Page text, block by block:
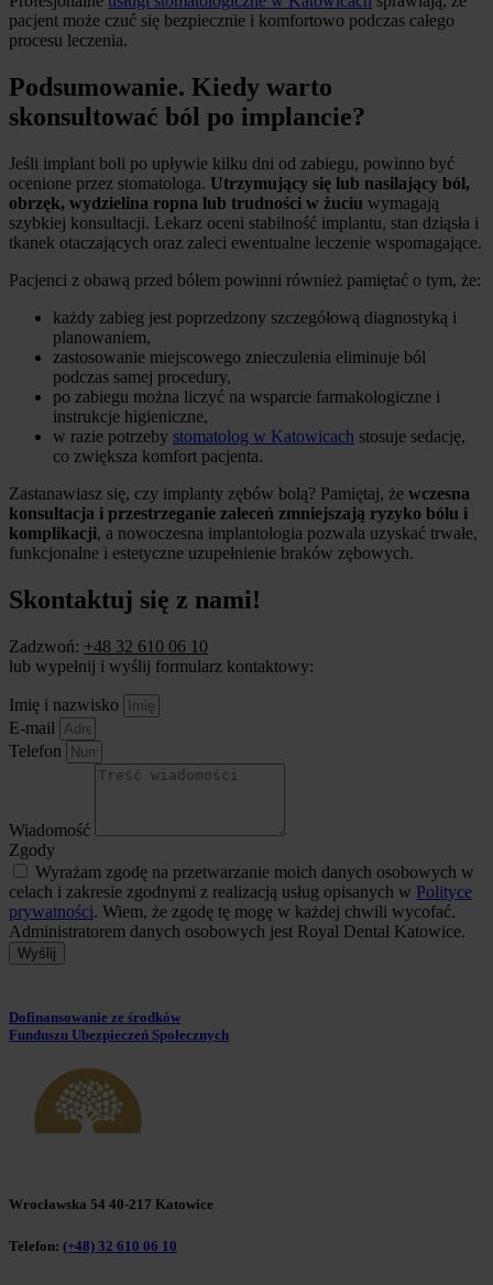
pacjent może czuć się bezpiecznie i komfortowo podczas całego
procesu leczenia.
Podsumowanie. Kiedy warto
skonsultować ból po implancie?
Jeśli implant boli po upływie kilku dni od zabiegu, powinno być
ocenione przez stomatologa. Utrzymujący się lub nasilający ból,
obrzęk, wydzielina ropna lub trudności w żuciu wymagają
szybkiej konsultacji. Lekarz oceni stabilność implantu, stan dziąsła i
tkanek otaczających oraz zaleci ewentualne leczenie wspomagające.
Pacjenci z obawą przed bólem powinni również pamiętać o tym, że:
każdy zabieg jest poprzedzony szczegółową diagnostyką i
planowaniem,
zastosowanie miejscowego znieczulenia eliminuje ból
podczas samej procedury,
po zabiegu można liczyć na wsparcie farmakologiczne i
instrukcje higieniczne,
w razie potrzeby stomatolog w Katowicach stosuje sedację,
co zwiększa komfort pacjenta.
Zastanawiasz się, czy implanty zębów bolą? Pamiętaj, że wczesna
konsultacja i przestrzeganie zaleceń zmniejszają ryzyko bólu i
komplikacji, a nowoczesna implantologia pozwala uzyskać trwałe,
funkcjonalne i estetyczne uzupełnienie braków zębowych.
Skontaktuj się z nami!
Zadzwoń: +48 32 610 06 10
lub wypełnij i wyślij formularz kontaktowy:
Imię i nazwisko
E-mail
Telefon
Wiadomość
Zgody
Wyrażam zgodę na przetwarzanie moich danych osobowych w
celach i zakresie zgodnymi z realizacją usług opisanych w Polityce
prywatności. Wiem, że zgodę tę mogę w każdej chwili wycofać.
Administratorem danych osobowych jest Royal Dental Katowice.
Wyślij
Dofinansowanie ze środków
Funduszu Ubezpieczeń Społecznych
Wrocławska 54 40-217 Katowice
Telefon: (+48) 32 610 06 10